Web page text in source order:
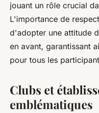
jouant un rôle crucial
L'importance de
d'adopter une attitude
en avant, garantissant
pour tous les
Clubs et
emblématiques